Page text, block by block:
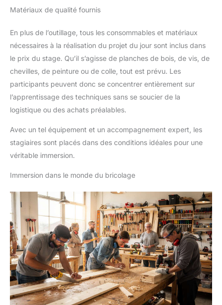
Matériaux de qualité fournis
En plus de l’outillage, tous les consommables et matériaux
nécessaires à la réalisation du projet du jour sont inclus dans
le prix du stage. Qu’il s’agisse de planches de bois, de vis, de
chevilles, de peinture ou de colle, tout est prévu. Les
participants peuvent donc se concentrer entièrement sur
l’apprentissage des techniques sans se soucier de la
logistique ou des achats préalables.
Avec un tel équipement et un accompagnement expert, les
stagiaires sont placés dans des conditions idéales pour une
véritable immersion.
Immersion dans le monde du bricolage